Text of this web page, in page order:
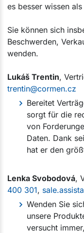
es besser wissen
Sie können sich
Beschwerden,
wenden.
Lukáš Trentin,
trentin@cormen.cz
Bereitet
sorgt für die
von
Daten. Dank
hat er den
Lenka Svobodová,
400 301,
Wenden Sie
unsere
versucht